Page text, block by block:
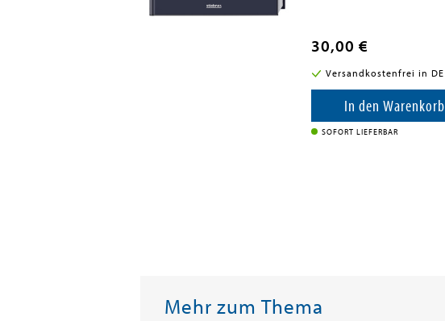
30,00 €
Versandkostenfrei in DE
In den Warenkorb
SOFORT LIEFERBAR
Mehr zum Thema